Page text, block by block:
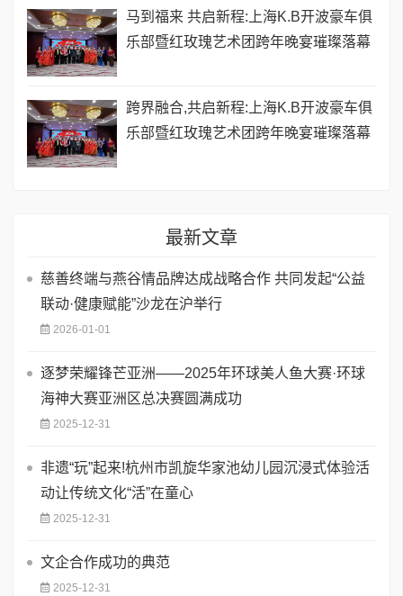
马到福来 共启新程:上海K.B开波豪车俱
乐部暨红玫瑰艺术团跨年晚宴璀璨落幕
跨界融合,共启新程:上海K.B开波豪车俱
乐部暨红玫瑰艺术团跨年晚宴璀璨落幕
最新文章
慈善终端与燕谷情品牌达成战略合作 共同发起“公益
联动·健康赋能”沙龙在沪举行
2026-01-01
逐梦荣耀锋芒亚洲——2025年环球美人鱼大赛·环球
海神大赛亚洲区总决赛圆满成功
2025-12-31
​非遗“玩”起来!杭州市凯旋华家池幼儿园沉浸式体验活
动让传统文化“活”在童心
2025-12-31
文企合作成功的典范
2025-12-31